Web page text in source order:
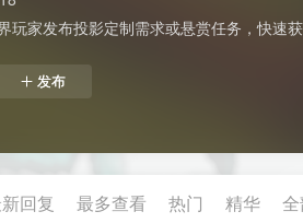
玩家发布投影定制需求或悬赏任务，快速
发布
回复 最多查看 热门 精华